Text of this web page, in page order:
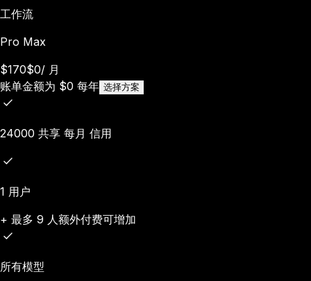
工作流
Pro Max
$170$0/ 月
账单金额为 $0 每年 选择方案
24000 共享 每月 信用
1 用户
+ 最多 9 人额外付费可增加
所有模型